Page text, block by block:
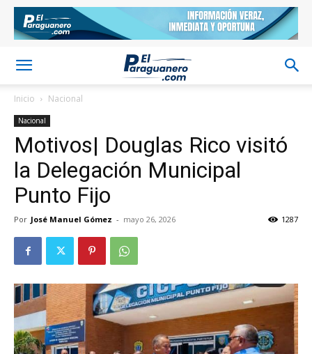
Inicio Nacional
Nacional
Motivos| Douglas Rico visitó
la Delegación Municipal
Punto Fijo
Por José Manuel Gómez - mayo 26, 2026 1287